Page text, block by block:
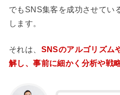
でもSNS集客を成功させてい
します。
それは、 SNSのアルゴリズム
解し、事前に細かく分析や戦